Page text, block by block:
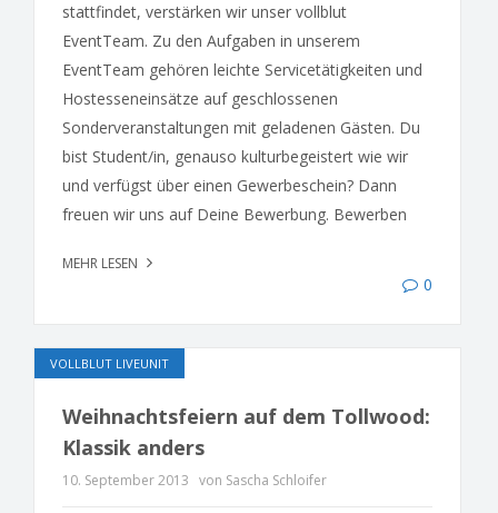
stattfindet, verstärken wir unser vollblut
EventTeam. Zu den Aufgaben in unserem
EventTeam gehören leichte Servicetätigkeiten und
Hostesseneinsätze auf geschlossenen
Sonderveranstaltungen mit geladenen Gästen. Du
bist Student/in, genauso kulturbegeistert wie wir
und verfügst über einen Gewerbeschein? Dann
freuen wir uns auf Deine Bewerbung. Bewerben
MEHR LESEN
0
VOLLBLUT LIVEUNIT
Weihnachtsfeiern auf dem Tollwood:
Klassik anders
10. September 2013 von Sascha Schloifer